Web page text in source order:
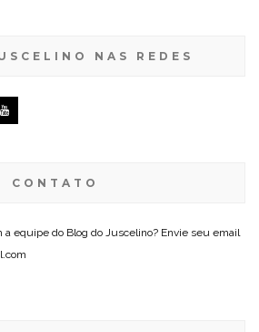
NAS REDES
CONTATO
a equipe do Blog do Juscelino? Envie seu email